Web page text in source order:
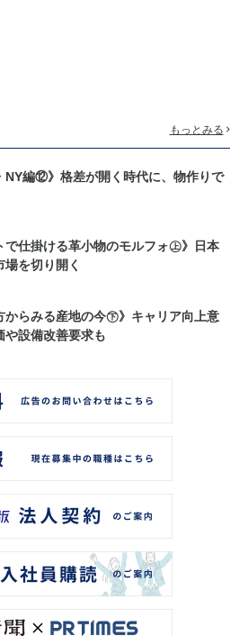
もっとみる
NY編⑫》格差が開く時代に、物作りで
で仕掛ける革小物のモルフォ㊤》日本
を切り開く
からみる産地の今㊦》キャリア向上意
設備改善要求も